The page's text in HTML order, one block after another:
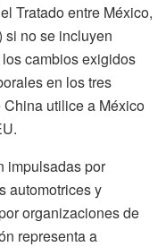
Tratado entre México,
si no se incluyen
cambios exigidos
en los tres
utilice a México
impulsadas por
automotrices y
organizaciones de
representa a